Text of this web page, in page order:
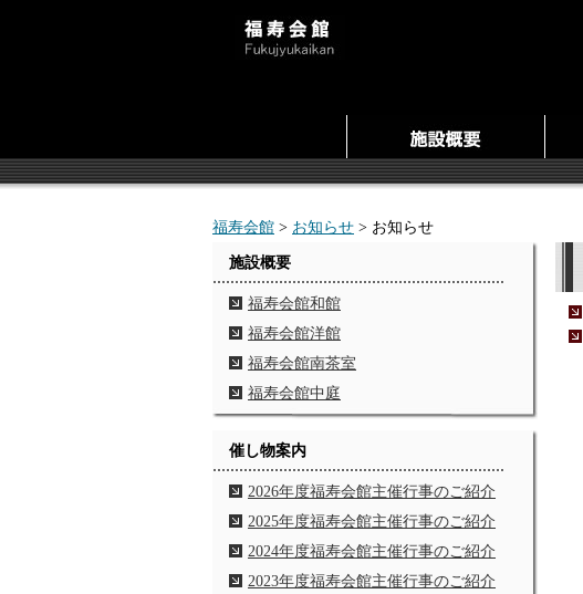
福寿会館 > お知らせ > お知らせ
施設概要
福寿会館和館
福寿会館洋館
福寿会館南茶室
福寿会館中庭
催し物案内
2026年度福寿会館主催行事のご紹介
2025年度福寿会館主催行事のご紹介
2024年度福寿会館主催行事のご紹介
2023年度福寿会館主催行事のご紹介